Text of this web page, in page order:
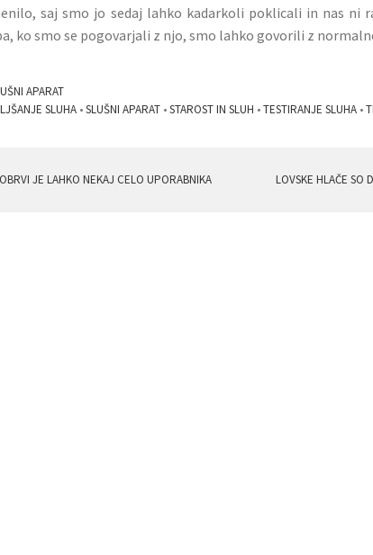
saj smo jo sedaj lahko kadarkoli poklicali in nas ni
ko smo se pogovarjali z njo, smo lahko govorili z
APARAT
SLUHA •SLUŠNI APARAT •STAROST IN SLUH •TESTIRANJE SLUHA •
JE LAHKO NEKAJ CELO UPORABNIKA LOVSKE HLAČE SO